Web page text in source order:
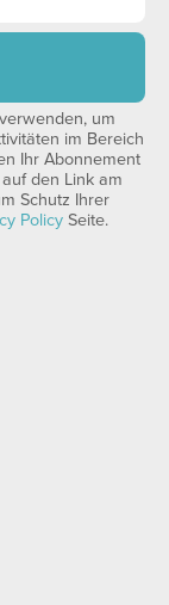
um
im Bereich
Ihr Abonnement
den Link am
Schutz Ihrer
Policy Seite.